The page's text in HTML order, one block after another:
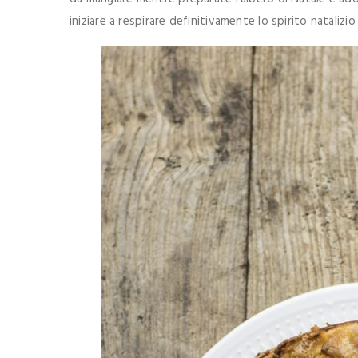
iniziare a respirare definitivamente lo spirito natalizio